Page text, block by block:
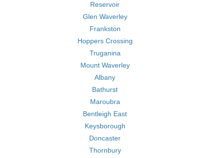
Reservoir
Glen Waverley
Frankston
Hoppers Crossing
Truganina
Mount Waverley
Albany
Bathurst
Maroubra
Bentleigh East
Keysborough
Doncaster
Thornbury